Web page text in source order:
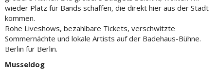
wieder Platz für Bands schaffen, die direkt hier aus der Stadt
kommen.
Rohe Liveshows, bezahlbare Tickets, verschwitzte
Sommernächte und lokale Artists auf der Badehaus-Bühne.
Berlin für Berlin.
Musseldog